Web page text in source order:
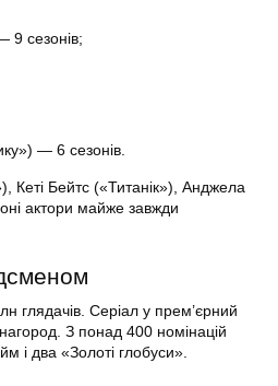
9 сезонів;
— 6 сезонів.
Кеті Бейтс («Титанік»), Анджела
актори майже завжди
глядачів. Серіал у прем’єрний
З понад 400 номінацій
і два «Золоті глобуси».